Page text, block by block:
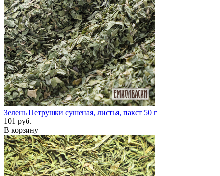
Зелень Петрушки сушеная, листья, пакет 50 г
101 руб.
В корзину